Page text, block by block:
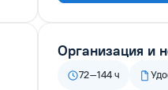
Организация и
72–144 ч